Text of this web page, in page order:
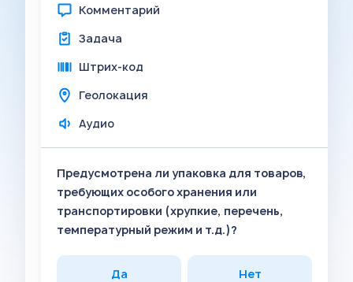
Комментарий
Задача
Штрих-код
Геолокация
Аудио
Предусмотрена ли упаковка для товаров,
требующих особого хранения или
транспортировки (хрупкие, перечень,
температурный режим и т.д.)?
Да Нет